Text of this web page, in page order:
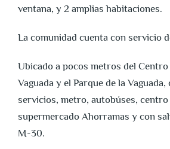
ventana, y 2 amplias habitaciones.
La comunidad cuenta con servicio
Ubicado a pocos metros del Centro
Vaguada y el Parque de la
servicios, metro, autobúses, centro
supermercado Ahorramas y con
M-30.